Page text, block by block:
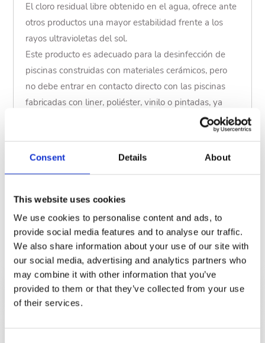
Consent Details About
This website uses cookies
We use cookies to personalise content and ads, to
provide social media features and to analyse our traffic.
We also share information about your use of our site with
our social media, advertising and analytics partners who
may combine it with other information that you’ve
provided to them or that they’ve collected from your use
of their services.
El cloro residual libre obtenido en el agua, ofrece ante
otros productos una mayor estabilidad frente a los
rayos ultravioletas del sol.
Este producto es adecuado para la desinfección de
piscinas construidas con materiales cerámicos, pero
no debe entrar en contacto directo con las piscinas
fabricadas con liner, poliéster, vinilo o pintadas, ya
CÓDIGO Descripción
75133
75134 5 Kg
Mostrar menos
Modo de empleo